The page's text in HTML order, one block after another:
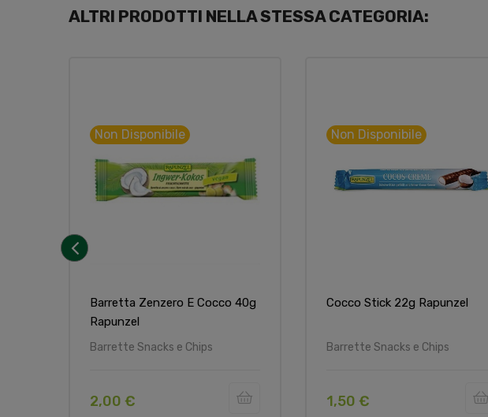
ALTRI PRODOTTI NELLA STESSA CATEGORIA:
Barretta Zenzero E Cocco 40g
Rapunzel
Barrette Snacks e Chips
Non Disponibile
2,00 €
Cocco Stick 22g Rapunzel
Barrette Snacks e Chips
Non Disponibile
1,50 €